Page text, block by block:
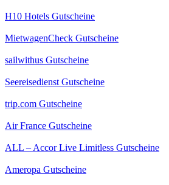
H10 Hotels Gutscheine
MietwagenCheck Gutscheine
sailwithus Gutscheine
Seereisedienst Gutscheine
trip.com Gutscheine
Air France Gutscheine
ALL – Accor Live Limitless Gutscheine
Ameropa Gutscheine